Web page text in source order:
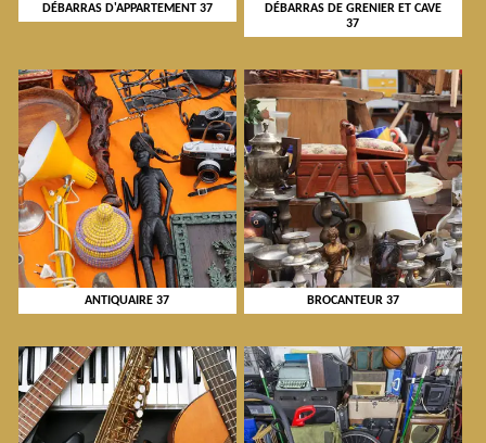
DÉBARRAS D'APPARTEMENT 37
DÉBARRAS DE GRENIER ET CAVE
37
ANTIQUAIRE 37 BROCANTEUR 37